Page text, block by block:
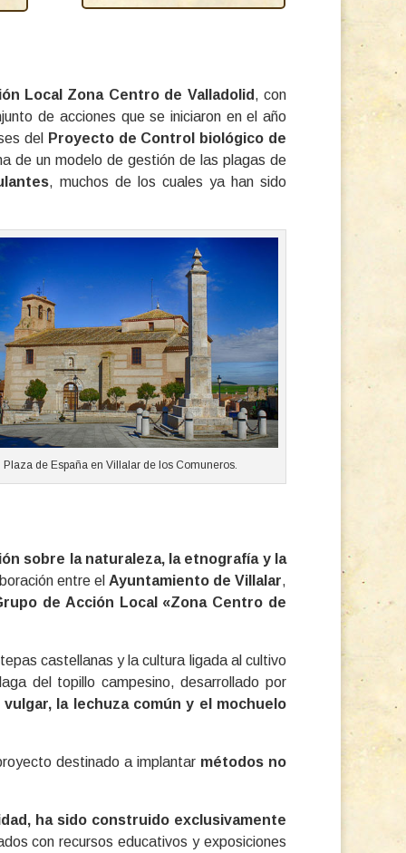
Local Zona Centro de Valladolid , con
de acciones que se iniciaron en el año
del
Proyecto de Control biológico de
de un modelo de gestión de las plagas de
, muchos de los cuales ya han sido
Plaza de España en Villalar de los Comuneros.
sobre la naturaleza, la etnografía y la
entre el Ayuntamiento de Villalar,
de Acción Local «Zona Centro de
castellanas y la cultura ligada al cultivo
del topillo campesino, desarrollado por
la lechuza común y el mochuelo
destinado a implantar métodos no
ha sido construido exclusivamente
con recursos educativos y exposiciones